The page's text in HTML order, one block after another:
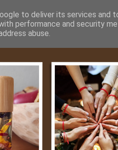
to deliver its services and
performance and security
abuse.